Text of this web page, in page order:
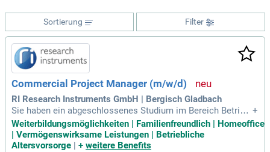
Filter
Sortierung
Commercial Project Manager (m/w/d)
RI Research Instruments GmbH | Bergisch Gladbach
Sie haben ein abgeschlossenes Studium im Bereich Betrieb
swirtschaftslehre, Wirtschaftswissenschaften, Wirtschaftsr
echt, Wirtschaftsingenieurwesen oder eine vergleichbare Qu
alifikation.
+
Weiterbildungsmöglichkeiten | Familienfreundlich | Homeoffice
| Vermögenswirksame Leistungen | Betriebliche
Altersvorsorge
+ weitere Benefits